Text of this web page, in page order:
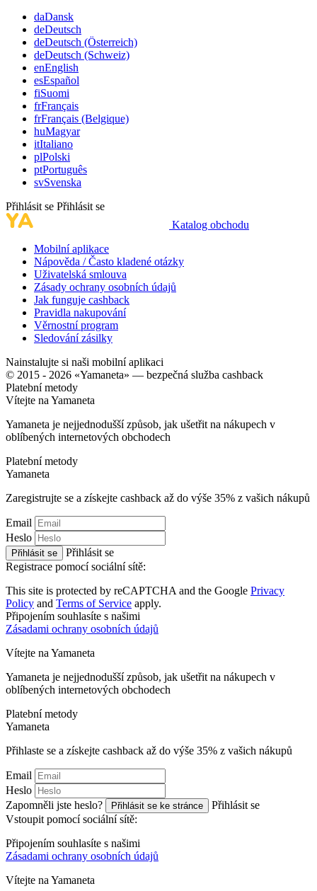
daDansk
deDeutsch
deDeutsch (Österreich)
deDeutsch (Schweiz)
enEnglish
esEspañol
fiSuomi
frFrançais
frFrançais (Belgique)
huMagyar
itItaliano
plPolski
ptPortuguês
svSvenska
Přihlásit se Přihlásit se
Katalog obchodu
Mobilní aplikace
Nápověda / Často kladené otázky
Uživatelská smlouva
Zásady ochrany osobních údajů
Jak funguje cashback
Pravidla nakupování
Věrnostní program
Sledování zásilky
Nainstalujte si naši mobilní aplikaci
© 2015 - 2026 «Yamaneta» — bezpečná služba cashback
Platební metody
Vítejte na Yamaneta
Yamaneta je nejjednodušší způsob, jak ušetřit na nákupech v
oblíbených internetových obchodech
Platební metody
Yamaneta
Zaregistrujte se a získejte cashback až do výše 35% z vašich nákupů
Email
Heslo
Přihlásit se
Přihlásit se
Registrace pomocí sociální sítě:
This site is protected by reCAPTCHA and the Google Privacy
Policy and Terms of Service apply.
Připojením souhlasíte s našimi
Zásadami ochrany osobních údajů
Vítejte na Yamaneta
Yamaneta je nejjednodušší způsob, jak ušetřit na nákupech v
oblíbených internetových obchodech
Platební metody
Yamaneta
Přihlaste se a získejte cashback až do výše 35% z vašich nákupů
Email
Heslo
Zapomněli jste heslo?
Přihlásit se ke stránce
Přihlásit se
Vstoupit pomocí sociální sítě:
Připojením souhlasíte s našimi
Zásadami ochrany osobních údajů
Vítejte na Yamaneta